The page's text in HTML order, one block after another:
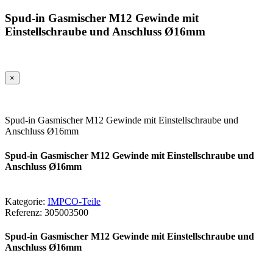
Spud-in Gasmischer M12 Gewinde mit
Einstellschraube und Anschluss Ø16mm
×
Spud-in Gasmischer M12 Gewinde mit Einstellschraube und
Anschluss Ø16mm
Spud-in Gasmischer M12 Gewinde mit Einstellschraube und
Anschluss Ø16mm
Kategorie: IMPCO-Teile
Referenz: 305003500
Spud-in Gasmischer M12 Gewinde mit Einstellschraube und
Anschluss Ø16mm